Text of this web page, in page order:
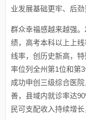
业发展基础更牢、后劲
群众幸福感越来越强
绩，高考本科以上上
线率，创历史新高，
率位列全州第1位和第
成功申创三级综合医
善，县域内就诊率达
民可支配收入持续增长